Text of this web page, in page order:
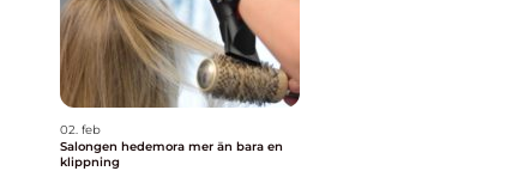
02. feb
Salongen hedemora mer än bara en
klippning